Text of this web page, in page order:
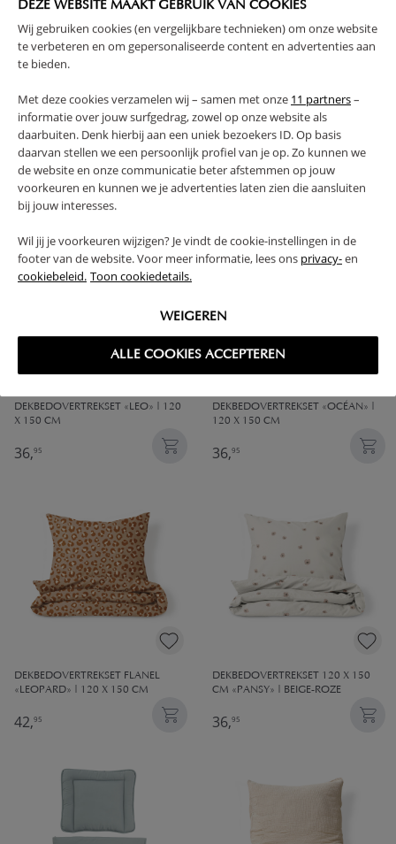
DEZE WEBSITE MAAKT GEBRUIK VAN COOKIES
Wij gebruiken cookies (en vergelijkbare technieken) om onze website
te verbeteren en om gepersonaliseerde content en advertenties aan
te bieden.
Met deze cookies verzamelen wij – samen met onze 11 partners–
informatie over jouw surfgedrag, zowel op onze website als
daarbuiten. Denk hierbij aan een uniek bezoekers ID. Op basis
daarvan stellen we een persoonlijk profiel van je op. Zo kunnen we
de website en onze communicatie beter afstemmen op jouw
voorkeuren en kunnen we je advertenties laten zien die aansluiten
bij jouw interesses.
Wil jij je voorkeuren wijzigen? Je vindt de cookie-instellingen in de
footer van de website. Voor meer informatie, lees ons privacy-en
cookiebeleid. Toon cookiedetails.
WEIGEREN
ALLE COOKIES ACCEPTEREN
MOUSSELINE
DEKBEDOVERTREKSET 120 X 150
CM INCL. KUSSENHOES | CARAMEL
42,
DEKBEDOVERTREKSET
200X140CM, INCL. KUSSENHOES |
WIT
52,
DEKBEDOVERTREKSET «LEO» | 120
X 150 CM
36,95
DEKBEDOVERTREKSET «OCÉAN» |
120 X 150 CM
36,95
DEKBEDOVERTREKSET FLANEL
«LEOPARD» | 120 X 150 CM
42,95
DEKBEDOVERTREKSET 120 X 150
CM «PANSY» | BEIGE-ROZE
36,95